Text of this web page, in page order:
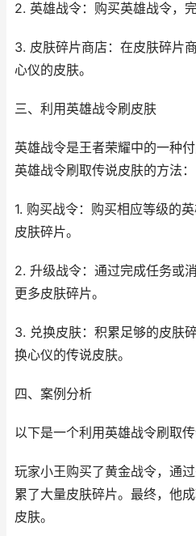
2. 英雄战令：购买英雄战令，
3. 皮肤碎片商店：在皮肤碎片
心仪的皮肤。
三、利用英雄战令刷皮肤
英雄战令是王者荣耀中的一种
英雄战令刷取传说皮肤的方法：
1. 购买战令：购买相应等级的
皮肤碎片。
2. 升级战令：通过完成任务或
更多皮肤碎片。
3. 兑换皮肤：积累足够的皮肤
换心仪的传说皮肤。
四、案例分析
以下是一个利用英雄战令刷取传
玩家小王购买了黄金战令，通
累了大量皮肤碎片。最终，他
皮肤。